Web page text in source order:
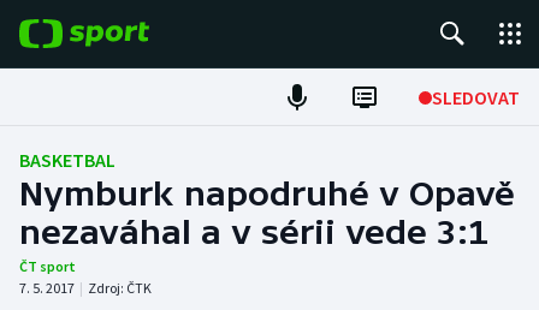
SLEDOVAT
Fotbal
Hokej
Tenis
BASKETBAL
Nymburk napodruhé v Opavě
nezaváhal a v sérii vede 3:1
ČT sport
7. 5. 2017 | Zdroj: ČTK